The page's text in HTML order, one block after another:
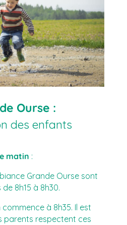
Ourse :
des enfants
matin :
Grande Ourse sont
de 8h15 à 8h30.
à 8h35. Il est
parents respectent ces